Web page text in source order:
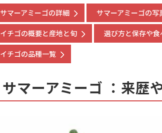
サマーアミーゴの詳細 サマーアミーゴの写
イチゴの概要と産地と旬 選び方と保存や食
イチゴの品種一覧
サマーアミーゴ ：来歴